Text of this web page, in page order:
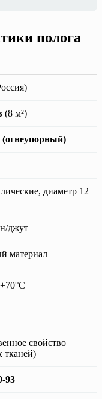
полога
(8 м²)
диаметр 12
джут
материал
свойство
тканей)
93